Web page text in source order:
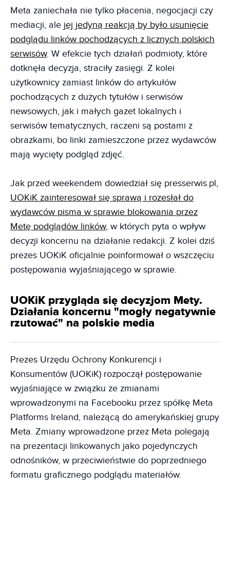
Meta zaniechała nie tylko płacenia, negocjacji czy
mediacji, ale jej jedyną reakcją by było usunięcie
podglądu linków pochodzących z licznych polskich
serwisów. W efekcie tych działań podmioty, które
dotknęła decyzja, straciły zasięgi. Z kolei
użytkownicy zamiast linków do artykułów
pochodzących z dużych tytułów i serwisów
newsowych, jak i małych gazet lokalnych i
serwisów tematycznych, raczeni są postami z
obrazkami, bo linki zamieszczone przez wydawców
mają wycięty podgląd zdjęć.
Jak przed weekendem dowiedział się presserwis.pl,
UOKiK zainteresował się sprawą i rozesłał do
wydawców pisma w sprawie blokowania przez
Metę podglądów linków, w których pyta o wpływ
decyzji koncernu na działanie redakcji. Z kolei dziś
prezes UOKiK oficjalnie poinformował o wszczęciu
postępowania wyjaśniającego w sprawie.
UOKiK przygląda się decyzjom Mety.
Działania koncernu "mogły negatywnie
rzutować" na polskie media
Prezes Urzędu Ochrony Konkurencji i
Konsumentów (UOKiK) rozpoczął postępowanie
wyjaśniające w związku ze zmianami
wprowadzonymi na Facebooku przez spółkę Meta
Platforms Ireland, należącą do amerykańskiej grupy
Meta. Zmiany wprowadzone przez Meta polegają
na prezentacji linkowanych jako pojedynczych
odnośników, w przeciwieństwie do poprzedniego
formatu graficznego podglądu materiałów.